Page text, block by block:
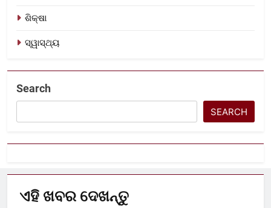
ଶିକ୍ଷା
ସ୍ୱାସ୍ଥ୍ୟ
Search
SEARCH
ଏହି ଖବର ଦେଖନ୍ତୁ